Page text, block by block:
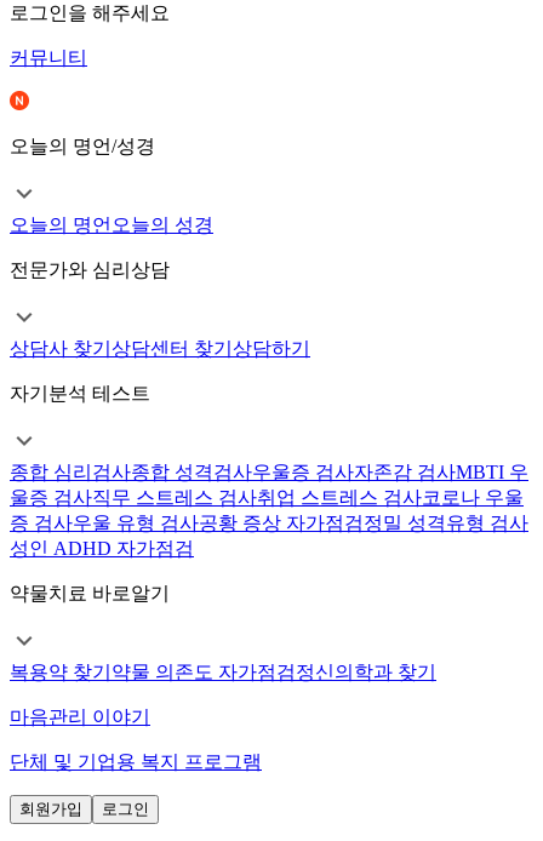
로그인을 해주세요
커뮤니티
오늘의 명언/성경
오늘의 명언 오늘의 성경
전문가와 심리상담
상담사 찾기 상담센터 찾기 상담하기
자기분석 테스트
종합 심리검사종합 성격검사우울증 검사자존감 검사MBTI 우
울증 검사직무 스트레스 검사취업 스트레스 검사코로나 우울
증 검사우울 유형 검사공황 증상 자가점검정밀 성격유형 검사
성인 ADHD 자가점검
약물치료 바로알기
복용약 찾기 약물 의존도 자가점검정신의학과 찾기
마음관리 이야기
단체 및 기업용 복지 프로그램
회원가입 로그인